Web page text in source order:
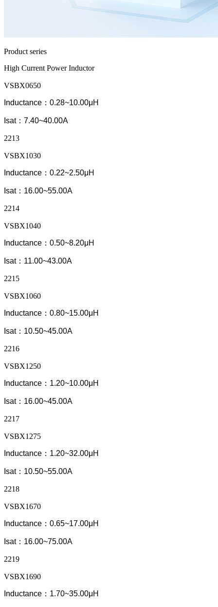
Product series
High Current Power Inductor
VSBX0650
Inductance：0.28~10.00μH
Isat：7.40~40.00A
2213
VSBX1030
Inductance：0.22~2.50μH
Isat：16.00~55.00A
2214
VSBX1040
Inductance：0.50~8.20μH
Isat：11.00~43.00A
2215
VSBX1060
Inductance：0.80~15.00μH
Isat：10.50~45.00A
2216
VSBX1250
Inductance：1.20~10.00μH
Isat：16.00~45.00A
2217
VSBX1275
Inductance：1.20~32.00μH
Isat：10.50~55.00A
2218
VSBX1670
Inductance：0.65~17.00μH
Isat：16.00~75.00A
2219
VSBX1690
Inductance：1.70~35.00μH